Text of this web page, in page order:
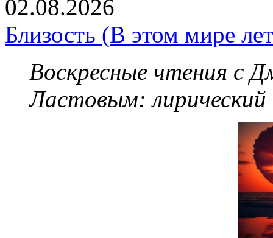
02.08.2026
Близость (В этом мире
Воскресные чтения с
Ластовым: